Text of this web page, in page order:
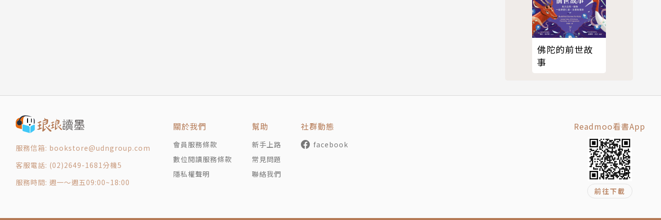
在地球上做夢、追尋並實現自己願景的主因。這個能力，也幫助我們去反思那股創造我們的力量與自身的關係。」為此，
「我是圈圈，我療癒你，
連結我們成為一體，
連接我們成為一個圓。」
歡迎踏入藥輪的旅程，衷心感謝你的啟程。
10 東方守護者－瓦奔
12 西方守護者－墨嘉奇維思
13 大地復原之月
14 休眠淨化之月
15 強風之月
佛陀的前世故
事
服務信箱: bookstore@udngroup.com
客服電話: (02)2649-1681分機5
服務時間: 週一～週五09:00~18:00
關於我們
會員服務條款
數位閱讀服務條款
隱私權聲明
幫助
新手上路
常見問題
聯絡我們
社群動態
facebook
Readmoo看書App
前往下載